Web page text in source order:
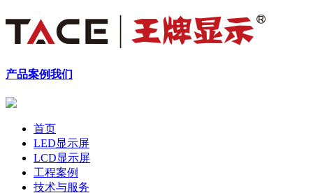
产品案例我们
首页
LED显示屏
LCD显示屏
工程案例
技术与服务